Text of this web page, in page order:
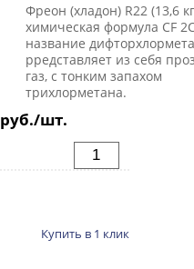
Фреон (хладон) R22 (13,6
химическая формула CF
название
рредставляет из себя
газ, с тонким запахом
трихлорметана.
руб./шт.
Купить в 1 клик